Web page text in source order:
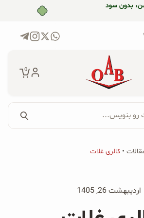
بدون سود
0
ارگانیک
رو بنویس...
• کالری غلات
اردیبهشت 26, 1405